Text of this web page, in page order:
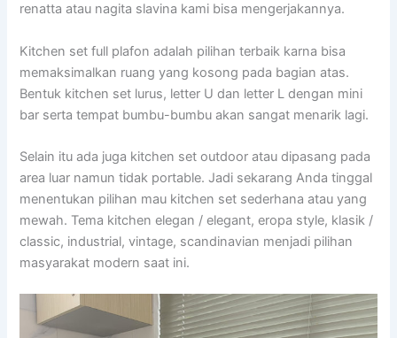
renatta atau nagita slavina kami bisa mengerjakannya.
Kitchen set full plafon adalah pilihan terbaik karna bisa
memaksimalkan ruang yang kosong pada bagian atas.
Bentuk kitchen set lurus, letter U dan letter L dengan mini
bar serta tempat bumbu-bumbu akan sangat menarik lagi.
Selain itu ada juga kitchen set outdoor atau dipasang pada
area luar namun tidak portable. Jadi sekarang Anda tinggal
menentukan pilihan mau kitchen set sederhana atau yang
mewah. Tema kitchen elegan / elegant, eropa style, klasik /
classic, industrial, vintage, scandinavian menjadi pilihan
masyarakat modern saat ini.